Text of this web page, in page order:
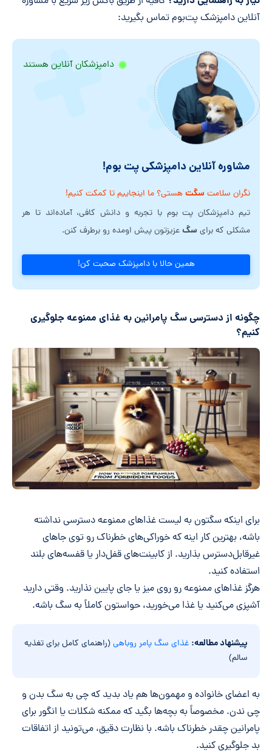
آنلاین دامپزشک پت‌بوم تماس بگیرید:
دامپزشکان آنلاین هستند
مشاوره آنلاین دامپزشکی پت بوم!
نگران سلامت سگتهستی؟ ما اینجاییم تا کمکت کنیم!
تیم دامپزشکان پت بوم با تجربه و دانش کافی، آماده‌اند تا هر
مشکلی که برای سگعزیزتون پیش اومده رو برطرف کنن.
همین حالا با دامپزشک صحبت کن!
چگونه از دسترسی سگ پامرانین به غذای ممنوعه جلوگیری
کنیم؟
برای اینکه سگتون به لیست غذاهای ممنوعه دسترسی نداشته
باشه، بهترین کار اینه که خوراکی‌های خطرناک رو توی جاهای
غیرقابل‌دسترس بذارید. از کابینت‌های قفل‌دار یا قفسه‌های بلند
استفاده کنید.
هرگز غذاهای ممنوعه رو روی میز یا جای پایین نذارید. وقتی دارید
آشپزی می‌کنید یا غذا می‌خورید، حواستون کاملاً به سگ باشه.
پیشنهاد مطالعه: غذای سگ پامر روباهی(راهنمای کامل برای تغذیه
سالم)
به اعضای خانواده و مهمون‌ها هم یاد بدید که چی به سگ بدن و
چی ندن. مخصوصاً به بچه‌ها بگید که ممکنه شکلات یا انگور برای
پامرانین چقدر خطرناک باشه. با نظارت دقیق، می‌تونید از اتفاقات
بد جلوگیری کنید.